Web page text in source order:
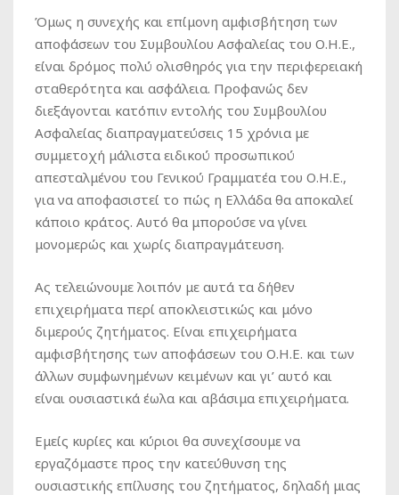
Όμως η συνεχής και επίμονη αμφισβήτηση των
αποφάσεων του Συμβουλίου Ασφαλείας του Ο.Η.Ε.,
είναι δρόμος πολύ ολισθηρός για την περιφερειακή
σταθερότητα και ασφάλεια. Προφανώς δεν
διεξάγονται κατόπιν εντολής του Συμβουλίου
Ασφαλείας διαπραγματεύσεις 15 χρόνια με
συμμετοχή μάλιστα ειδικού προσωπικού
απεσταλμένου του Γενικού Γραμματέα του Ο.Η.Ε.,
για να αποφασιστεί το πώς η Ελλάδα θα αποκαλεί
κάποιο κράτος. Αυτό θα μπορούσε να γίνει
μονομερώς και χωρίς διαπραγμάτευση.
Ας τελειώνουμε λοιπόν με αυτά τα δήθεν
επιχειρήματα περί αποκλειστικώς και μόνο
διμερούς ζητήματος. Είναι επιχειρήματα
αμφισβήτησης των αποφάσεων του Ο.Η.Ε. και των
άλλων συμφωνημένων κειμένων και γι’ αυτό και
είναι ουσιαστικά έωλα και αβάσιμα επιχειρήματα.
Εμείς κυρίες και κύριοι θα συνεχίσουμε να
εργαζόμαστε προς την κατεύθυνση της
ουσιαστικής επίλυσης του ζητήματος, δηλαδή μιας